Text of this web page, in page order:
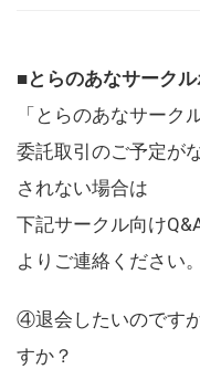
■とらのあなサーク
「とらのあなサーク
委託取引のご予定が
されない場合は
下記サークル向け
よりご連絡ください。
④退会したいのです
すか？